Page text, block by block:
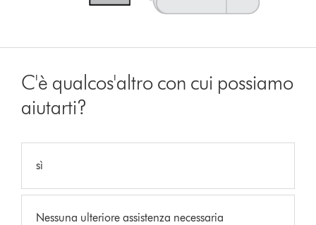
C'è qualcos'altro con cui possiamo
aiutarti?
sì
Nessuna ulteriore assistenza necessaria